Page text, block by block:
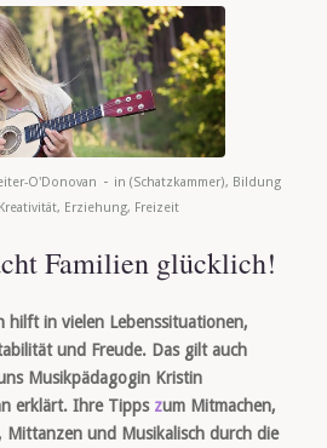
O'Donovan - in (Schatzkammer), Bildung
, Erziehung, Freizeit
Familien glücklich!
hilft in vielen Lebenssituationen,
und Freude. Das gilt auch
Musikpädagogin Kristin
erklärt. Ihre Tippszum Mitmachen,
Mittanzen und Musikalisch durch die